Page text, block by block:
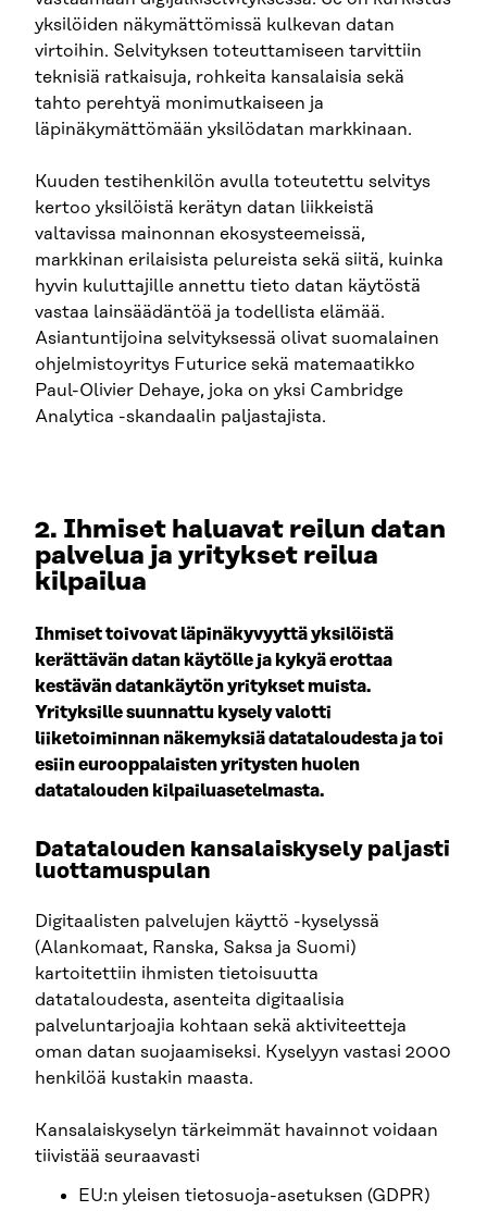
yksilöiden näkymättömissä kulkevan datan
virtoihin. Selvityksen toteuttamiseen tarvittiin
teknisiä ratkaisuja, rohkeita kansalaisia sekä
tahto perehtyä monimutkaiseen ja
läpinäkymättömään yksilödatan markkinaan.
Kuuden testihenkilön avulla toteutettu selvitys
kertoo yksilöistä kerätyn datan liikkeistä
valtavissa mainonnan ekosysteemeissä,
markkinan erilaisista pelureista sekä siitä, kuinka
hyvin kuluttajille annettu tieto datan käytöstä
vastaa lainsäädäntöä ja todellista elämää.
Asiantuntijoina selvityksessä olivat suomalainen
ohjelmistoyritys Futurice sekä matemaatikko
Paul-Olivier Dehaye, joka on yksi Cambridge
Analytica -skandaalin paljastajista.
2. Ihmiset haluavat reilun datan
palvelua ja yritykset reilua
kilpailua
Ihmiset toivovat läpinäkyvyyttä yksilöistä
kerättävän datan käytölle ja kykyä erottaa
kestävän datankäytön yritykset muista.
Yrityksille suunnattu kysely valotti
liiketoiminnan näkemyksiä datataloudesta ja toi
esiin eurooppalaisten yritysten huolen
datatalouden kilpailuasetelmasta.
Datatalouden kansalaiskysely paljasti
luottamuspulan
Digitaalisten palvelujen käyttö -kyselyssä
(Alankomaat, Ranska, Saksa ja Suomi)
kartoitettiin ihmisten tietoisuutta
datataloudesta, asenteita digitaalisia
palveluntarjoajia kohtaan sekä aktiviteetteja
oman datan suojaamiseksi. Kyselyyn vastasi 2000
henkilöä kustakin maasta.
Kansalaiskyselyn tärkeimmät havainnot voidaan
tiivistää seuraavasti
EU:n yleisen tietosuoja-asetuksen (GDPR)